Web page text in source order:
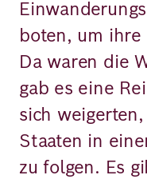
boten, um ihre
Da waren die
gab es eine
sich
Staaten in
zu folgen. Es